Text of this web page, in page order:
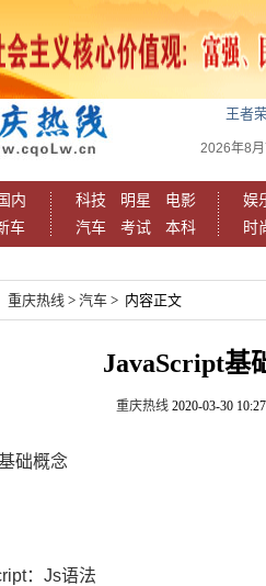
王者
2026年8月
内
车
科技 明星
电影
汽车
考试 本科
娱
时
重庆热线 > 汽车 > 内容正文
JavaScript基
重庆热线 2020-03-30
础概念
：Js语法